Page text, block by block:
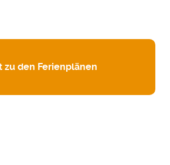
zu den Ferienplänen